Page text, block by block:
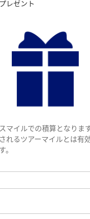
レゼント
マイルでの積算となりま
れるツアーマイルとは有
。